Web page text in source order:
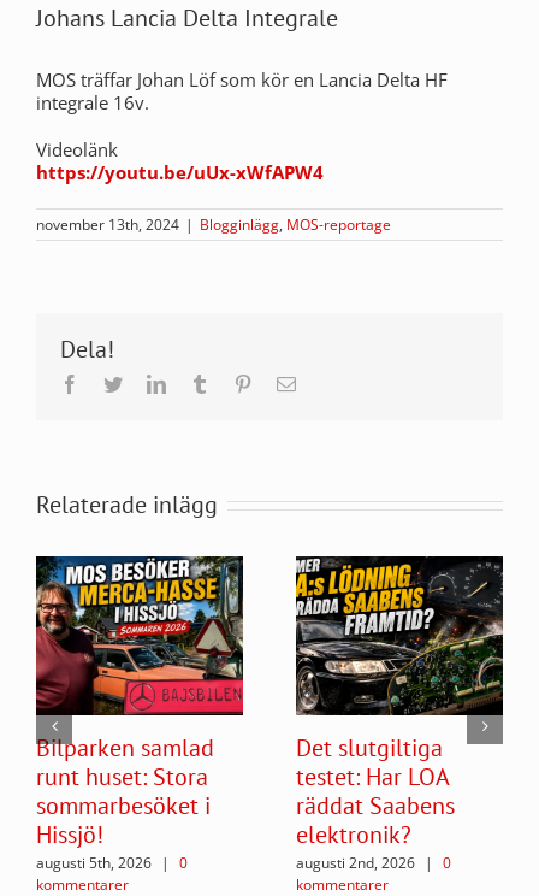
Johans Lancia Delta Integrale
MOS träffar Johan Löf som kör en Lancia Delta HF
integrale 16v.
Videolänk
https://youtu.be/uUx-xWfAPW4
november 13th, 2024 | Blogginlägg, MOS-reportage
Dela!
Facebook
TwitterLinkedInTumblr Pinterest
E-
Relaterade inlägg
Bilparken samlad
runt huset: Stora
sommarbesöket i
Hissjö!
augusti 5th, 2026 |
0
kommentarer
Det slutgiltiga
testet: Har LOA
räddat Saabens
elektronik?
augusti 2nd, 2026 |
0
kommentarer